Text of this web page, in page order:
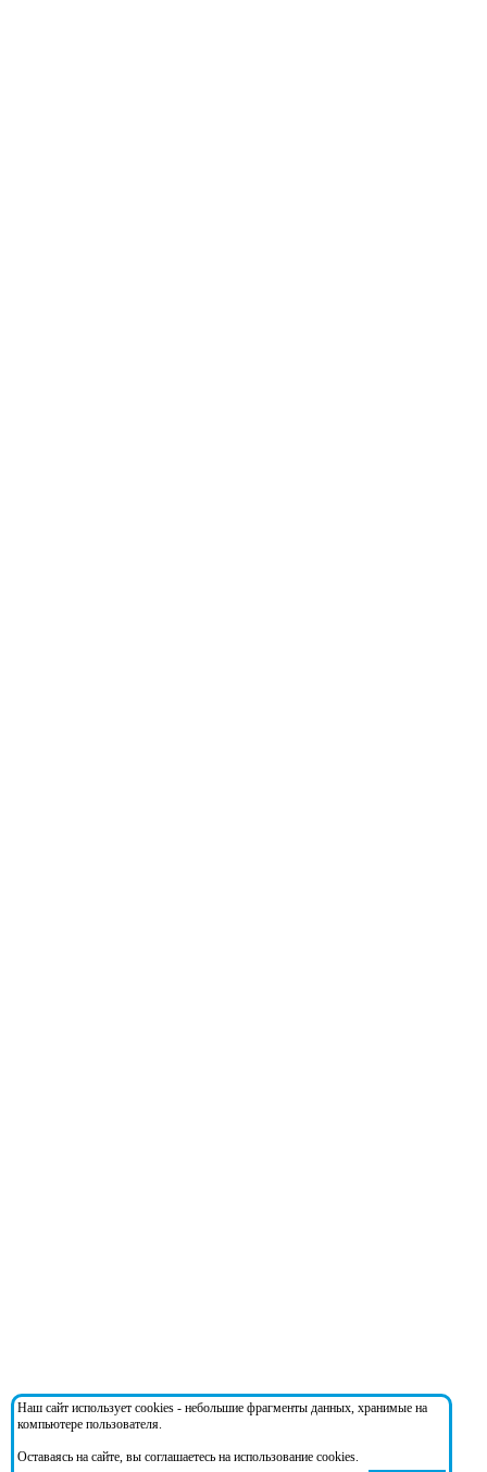
Наш сайт использует cookies - небольшие фрагменты данных, хранимые на
компьютере пользователя.
Оставаясь на сайте, вы соглашаетесь на использование cookies.